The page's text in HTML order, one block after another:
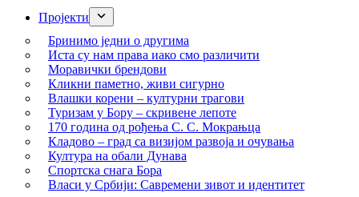
Пројекти
Бринимо једни о другима
Иста су нам права иако смо различити
Моравички брендови
Кликни паметно, живи сигурно
Влашки корени – културни трагови
Туризам у Бору – скривене лепоте
170 година од рођења С. С. Мокрањца
Кладово – град са визијом развоја и очувања
Култура на обали Дунава
Спортска снага Бора
Власи у Србији: Савремени зивот и идентитет